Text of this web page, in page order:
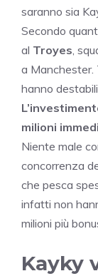
saranno sia
Secondo
al Troyes ,
a Manchester.
hanno
milioni
Niente male
concorrenza
che pesca
infatti non
milioni più
Kayky